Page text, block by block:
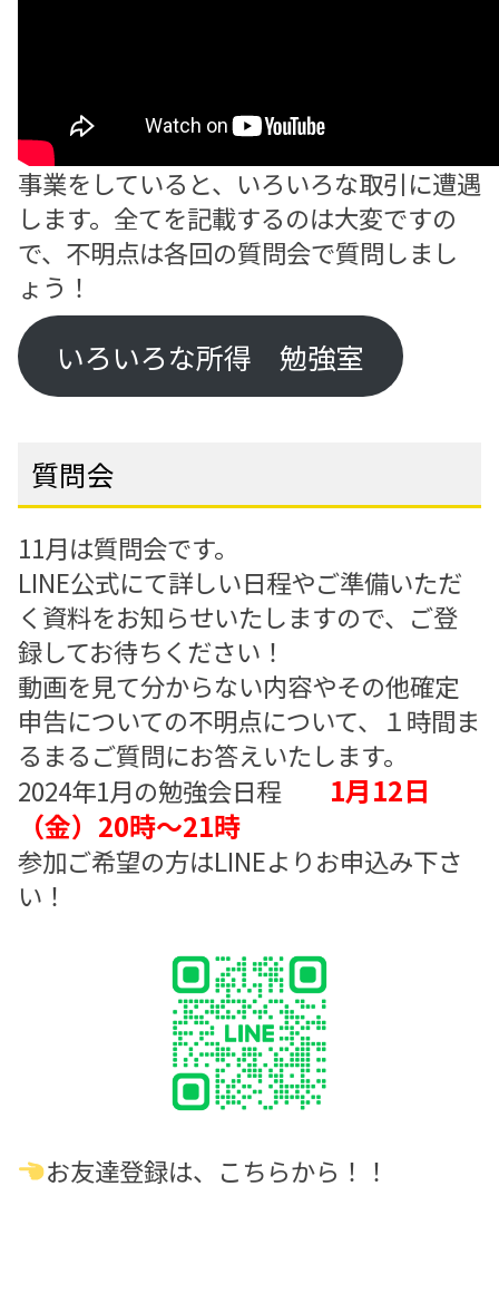
事業をしていると、いろいろな取引に遭遇
します。全てを記載するのは大変ですの
で、不明点は各回の質問会で質問しまし
ょう！
いろいろな所得 勉強室
質問会
11月は質問会です。
LINE公式にて詳しい日程やご準備いただ
く資料をお知らせいたしますので、ご登
録してお待ちください！
動画を見て分からない内容やその他確定
申告についての不明点について、１時間ま
るまるご質問にお答えいたします。
2024年1月の勉強会日程 1月12日
（金）20時～21時
参加ご希望の方はLINEよりお申込み下さ
い！
お友達登録は、こちらから！！